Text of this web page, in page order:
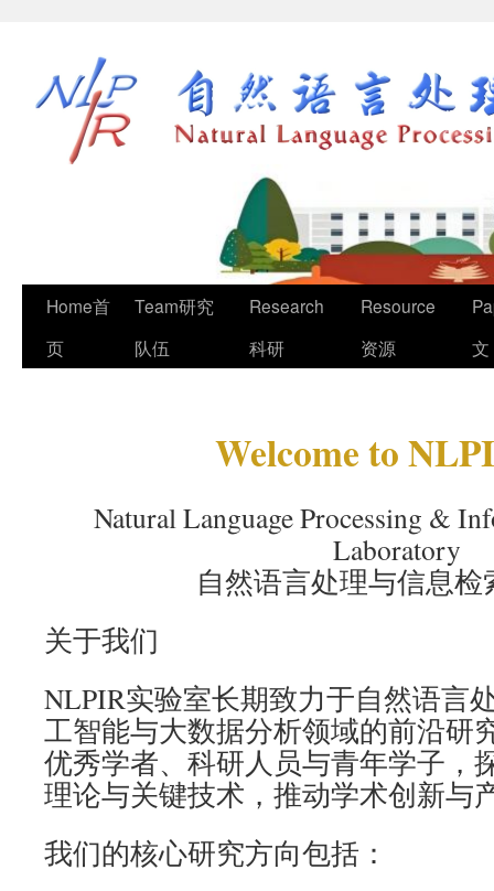
Home首
页
Team研究
队伍
Research
科研
Resource
资源
文
Welcome to
Natural Language Processing &
Laboratory
自然语言处理与信息检
关于我们
NLPIR实验室长期致力于自然语言
工智能与大数据分析领域的前沿研
优秀学者、科研人员与青年学子，
理论与关键技术，推动学术创新与
我们的核心研究方向包括：